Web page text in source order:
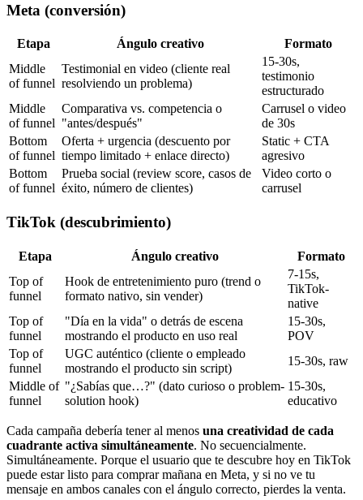
Meta (conversión)
Etapa Ángulo creativo
Formato
Middle
of funnel
Testimonial en video (cliente real
resolviendo un problema)
15-30s,
testimonio
estructurado
Middle
of funnel
Comparativa vs. competencia o
"antes/después"
Carrusel o video
de 30s
Bottom
of funnel
Oferta + urgencia (descuento por
tiempo limitado + enlace directo)
Static + CTA
agresivo
Bottom
of funnel
Prueba social (review score, casos de
éxito, número de clientes)
Video corto o
carrusel
TikTok (descubrimiento)
Etapa Ángulo creativo
Formato
Top of
funnel
Hook de entretenimiento puro (trend o
formato nativo, sin vender)
7-15s,
TikTok-
native
Top of
funnel
"Día en la vida" o detrás de escena
mostrando el producto en uso real
15-30s,
POV
Top of
funnel
UGC auténtico (cliente o empleado
mostrando el producto sin script)
15-30s, raw
Middle of
funnel
"¿Sabías que…?" (dato curioso o problem-
solution hook)
15-30s,
educativo
Cada campaña debería tener al menos una creatividad de cada
cuadrante activa simultáneamente. No secuencialmente.
Simultáneamente. Porque el usuario que te descubre hoy en TikTok
puede estar listo para comprar mañana en Meta, y si no ve tu
mensaje en ambos canales con el ángulo correcto, pierdes la venta.